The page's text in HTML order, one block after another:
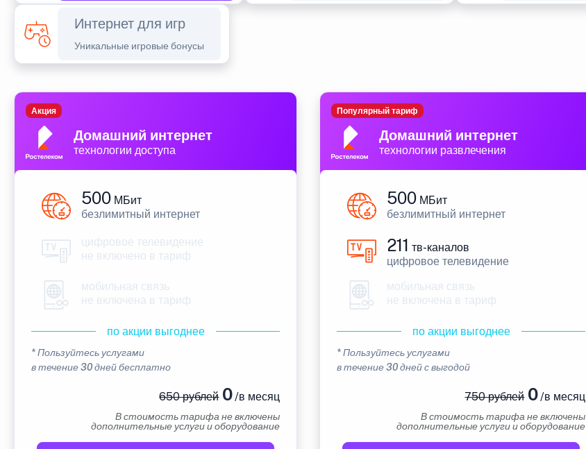
Интернет для игр
Уникальные игровые бонусы
Домашний интернет
технологии доступа
Акция
500 МБит
безлимитный интернет
цифровое телевидение
не включено в тариф
мобильная связь
не включена в тариф
по акции выгоднее
* Пользуйтесь услугами
в течение 30 дней бесплатно
650 рублей0/в месяц
В стоимость тарифа не включены
дополнительные услуги и оборудование
Домашний интернет
технологии развлечения
Популярный тариф
500 МБит
безлимитный интернет
211 тв-каналов
цифровое телевидение
мобильная связь
не включена в тариф
по акции выгоднее
* Пользуйтесь услугами
в течение 30 дней с выгодой
750 рублей0/в месяц
В стоимость тарифа не включены
дополнительные услуги и оборудование